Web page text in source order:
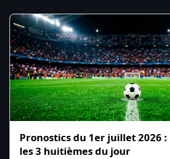
Pronostics du 1er juillet 2026
les 3 huitièmes du jour